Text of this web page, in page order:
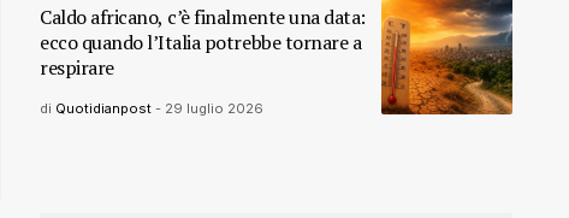
Caldo africano, c’è finalmente una data:
ecco quando l’Italia potrebbe tornare a
respirare
di Quotidianpost - 29 luglio 2026